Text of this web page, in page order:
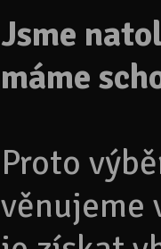
Jsme
máme
Proto
věnujeme